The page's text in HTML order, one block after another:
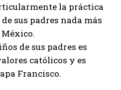
la práctica
sus padres nada más
de sus padres es
católicos y es
Francisco.